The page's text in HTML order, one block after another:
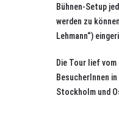
Bühnen-Setup
werden zu
Lehmann“)
Die Tour lief
BesucherInnen
Stockholm und